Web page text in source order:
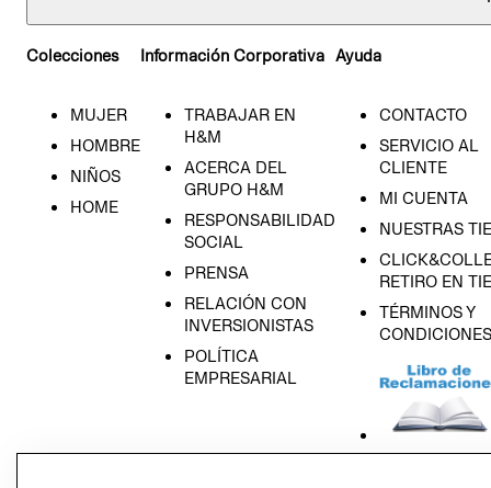
Colecciones
MUJER
HOMBRE
NIÑOS
HOME
Información Corporativa
TRABAJAR EN
H&M
ACERCA DEL
GRUPO H&M
RESPONSABILIDAD
SOCIAL
PRENSA
RELACIÓN CON
INVERSIONISTAS
POLÍTICA
EMPRESARIAL
Ayuda
CONTACTO
SERVICIO AL
CLIENTE
MI CUENTA
NUESTRAS
RETIRO EN
TÉRMINOS Y
CONDICIONES